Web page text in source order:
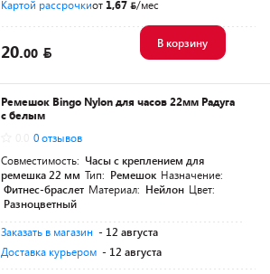
Картой рассрочкиот 1,67 /мес
20.00
В корзину
Ремешок Bingo Nylon для часов 22мм Радуга
с белым
0 отзывов
Совместимость: Часы с креплением для
ремешка 22 мм Тип: Ремешок Назначение:
Фитнес-браслет Материал: Нейлон Цвет:
Разноцветный
Заказать в магазин - 12 августа
Доставка курьером - 12 августа